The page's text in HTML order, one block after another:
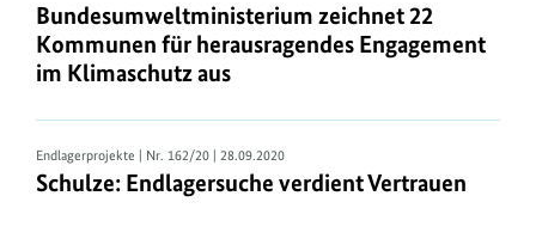
Bundesumweltministerium zeichnet 22
Kommunen für herausragendes Engagement
im Klimaschutz aus
Endlagerprojekte | Nr. 162/20 | 28.09.2020
Schulze: Endlagersuche verdient Vertrauen